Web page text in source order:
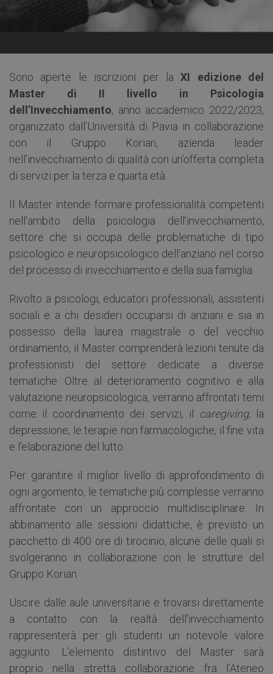
Sono aperte le iscrizioni per laXI edizione del
Master di II livello in Psicologia
dell’Invecchiamento, anno accademico 2022/2023,
organizzato dall’Università di Pavia in collaborazione
con il Gruppo Korian, azienda leader
nell’invecchiamento di qualità con un’offerta completa
di servizi per la terza e quarta età.
Il Master intende formare professionalità competenti
nell’ambito della psicologia dell’invecchiamento,
settore che si occupa delle problematiche di tipo
psicologico e neuropsicologico dell’anziano nel corso
del processo di invecchiamento e della sua famiglia.
Rivolto a psicologi, educatori professionali, assistenti
sociali e a chi desideri occuparsi di anziani e sia in
possesso della laurea magistrale o del vecchio
ordinamento, il Master comprenderà lezioni tenute da
professionisti del settore dedicate a diverse
tematiche. Oltre al deterioramento cognitivo e alla
valutazione neuropsicologica, verranno affrontati temi
come il coordinamento dei servizi, il caregiving, la
depressione, le terapie non farmacologiche, il fine vita
e l’elaborazione del lutto.
Per garantire il miglior livello di approfondimento di
ogni argomento, le tematiche più complesse verranno
affrontate con un approccio multidisciplinare. In
abbinamento alle sessioni didattiche, è previsto un
pacchetto di 400 ore di tirocinio, alcune delle quali si
svolgeranno in collaborazione con le strutture del
Gruppo Korian.
Uscire dalle aule universitarie e trovarsi direttamente
a contatto con la realtà dell’invecchiamento
rappresenterà per gli studenti un notevole valore
aggiunto. L’elemento distintivo del Master sarà
proprio nella stretta collaborazione fra l’Ateneo